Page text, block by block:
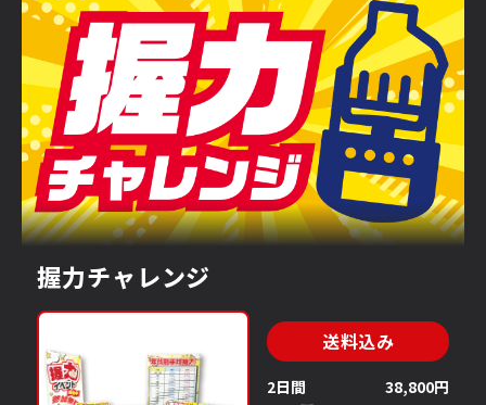
握力チャレンジ
送料込み
2日間
38,800円